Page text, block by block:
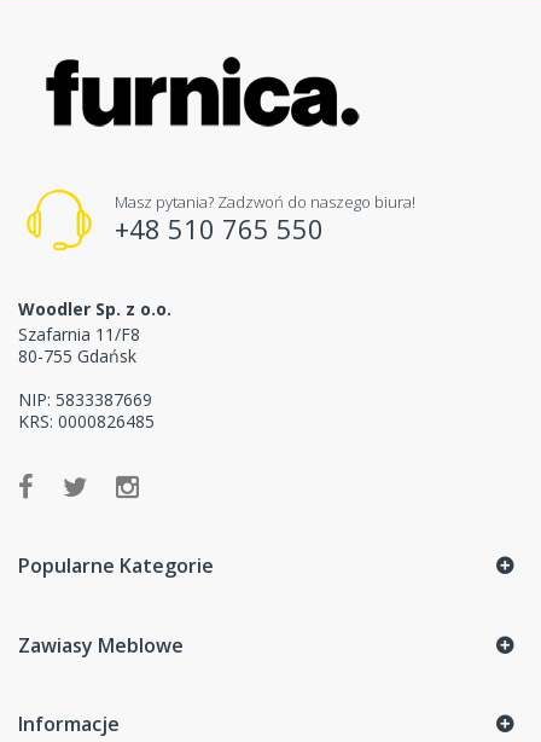
Masz pytania? Zadzwoń do naszego biura!
+48 510 765 550
Woodler Sp. z o.o.
Szafarnia 11/F8
80-755 Gdańsk
NIP: 5833387669
KRS: 0000826485
Popularne Kategorie
Zawiasy Meblowe
Informacje